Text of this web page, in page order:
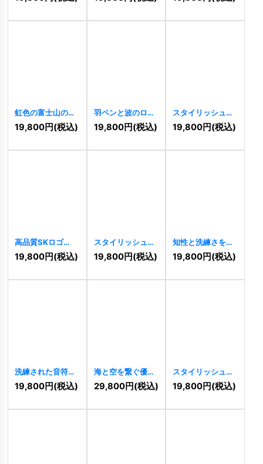
ゴ [ 9209 ロゴ 9093]
虹色の富士山のロ
ゴ 9086]
19,800円(税込)
羽ペンと波のロゴ
[9071]
19,800円(税込)
スタイリッシュな
ZS [9024]
19,800円(税込)
高品質SKロゴ
[8951]
19,800円(税込)
スタイリッシュな
SKロゴ[8947]
19,800円(税込)
知性と洗練さを象
徴するの狐のロゴ
8885 ]
19,800円(税込)
洗練された音符の
ロゴ[8862]
19,800円(税込)
海と空を繋ぐ優雅
なBのロゴ[8834]
29,800円(税込)
スタイリッシュな
曲線を描いたロゴ
8704 ]
19,800円(税込)